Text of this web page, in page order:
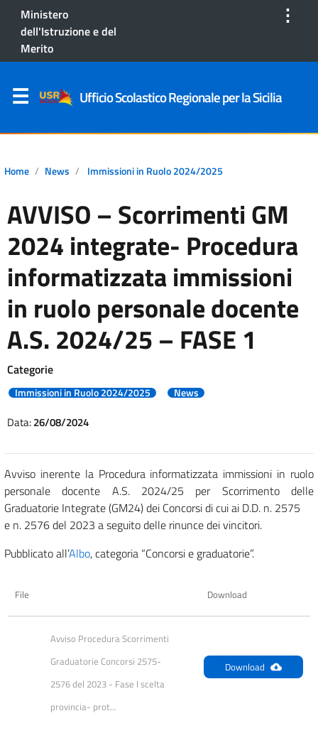
Ministero
dell'Istruzione e del
Merito
⋮
Ufficio Scolastico Regionale per la Sicilia
Home News Immissioni in Ruolo 2024/2025
AVVISO – Scorrimenti GM
2024 integrate- Procedura
informatizzata immissioni
in ruolo personale docente
A.S. 2024/25 – FASE 1
Categorie
Immissioni in Ruolo 2024/2025 News
Data:26/08/2024
Avviso inerente la Procedura informatizzata immissioni in ruolo
personale docente A.S. 2024/25 per Scorrimento delle
Graduatorie Integrate (GM24) dei Concorsi di cui ai D.D. n. 2575
e n. 2576 del 2023 a seguito delle rinunce dei vincitori.
Pubblicato all’Albo, categoria “Concorsi e graduatorie”.
File Download
Avviso Procedura Scorrimenti
Graduatorie Concorsi 2575-
2576 del 2023 - Fase I scelta
provincia- prot...
Download